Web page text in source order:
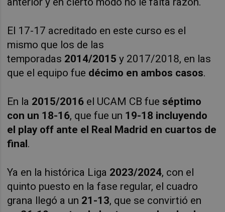
El 17-17 acreditado en este curso es el
mismo que los de las
temporadas 2014/2015 y 2017/2018, en las
que el equipo fue décimo en ambos casos.
En la 2015/2016 el UCAM CB fueséptimo
con un 18-16, que fue un 19-18 incluyendo
el play off ante el Real Madrid en cuartos de
final.
Ya en la histórica Liga 2023/2024, con el
quinto puesto en la fase regular, el cuadro
grana llegó a un 21-13, que se convirtió en